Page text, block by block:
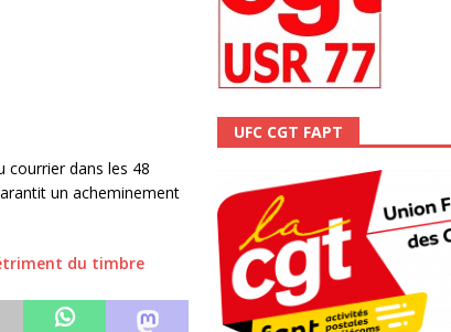
courrier dans les 48
un acheminement
du timbre
UFC CGT FAPT